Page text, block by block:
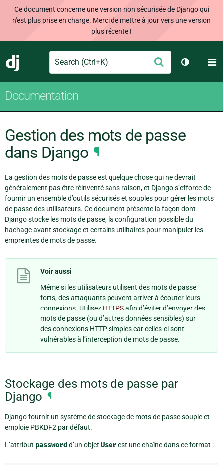
Ce document concerne une version non sécurisée de Django qui
n'est plus prise en charge. Merci de mettre à jour vers une version
plus récente !
Django
Search Envoyer
Changer
Documentation
Gestion des mots de passe
dans Django ¶
La gestion des mots de passe est quelque chose qui ne devrait
généralement pas être réinventé sans raison, et Django s’efforce de
fournir un ensemble d’outils sécurisés et souples pour gérer les mots
de passe des utilisateurs. Ce document présente la façon dont
Django stocke les mots de passe, la configuration possible du
hachage avant stockage et certains utilitaires pour manipuler les
empreintes de mots de passe.
Voir aussi
Même si les utilisateurs utilisent des mots de passe
forts, des attaquants peuvent arriver à écouter leurs
connexions. Utilisez HTTPSafin d’éviter d’envoyer des
mots de passe (ou d’autres données sensibles) sur
des connexions HTTP simples car celles-ci sont
vulnérables à l’interception de mots de passe.
Stockage des mots de passe par
Django ¶
Django fournit un système de stockage de mots de passe souple et
emploie PBKDF2 par défaut.
L’attribut password d’un objet Userest une chaîne dans ce format :